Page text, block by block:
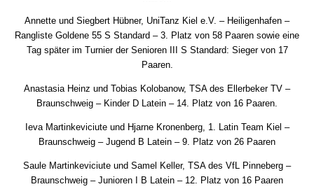
Annette und Siegbert Hübner, UniTanz Kiel e.V. – Heiligenhafen –
Rangliste Goldene 55 S Standard – 3. Platz von 58 Paaren sowie eine
Tag später im Turnier der Senioren III S Standard: Sieger von 17
Paaren.
Anastasia Heinz und Tobias Kolobanow, TSA des Ellerbeker TV –
Braunschweig – Kinder D Latein – 14. Platz von 16 Paaren.
Ieva Martinkeviciute und Hjarne Kronenberg, 1. Latin Team Kiel –
Braunschweig – Jugend B Latein – 9. Platz von 26 Paaren
Saule Martinkeviciute und Samel Keller, TSA des VfL Pinneberg –
Braunschweig – Junioren I B Latein – 12. Platz von 16 Paaren